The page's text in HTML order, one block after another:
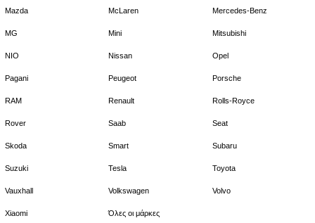
Mazda McLaren Mercedes-Benz
MG Mini Mitsubishi
NIO Nissan Opel
Pagani Peugeot Porsche
RAM Renault Rolls-Royce
Rover Saab Seat
Skoda Smart Subaru
Suzuki Tesla Toyota
Vauxhall Volkswagen Volvo
Xiaomi Όλες οι μάρκες